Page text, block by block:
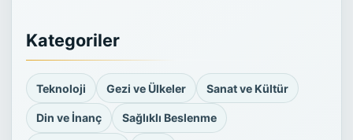
Kategoriler
Teknoloji Gezi ve Ülkeler Sanat ve Kültür
Din ve İnanç Sağlıklı Beslenme